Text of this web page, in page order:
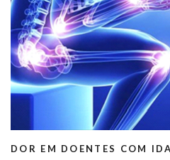
DOR EM DOENTES COM